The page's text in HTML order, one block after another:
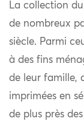
La collection
de nombreux
siècle. Parmi
à des fins
de leur famille,
imprimées en
de plus près